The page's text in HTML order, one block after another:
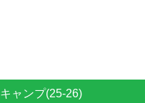
キャンプ(25-26)